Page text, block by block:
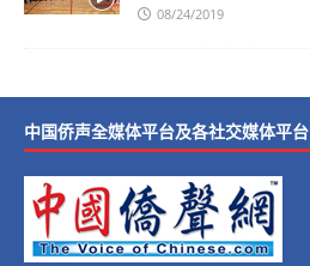
08/24/2019
中国侨声全媒体平台及各社交媒体平台